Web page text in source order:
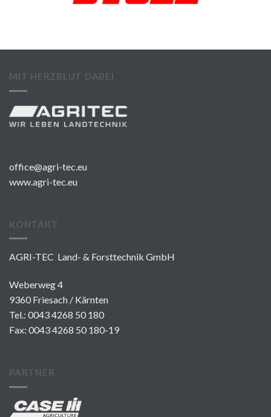
MIT HERZBLUT DABEI
office@agri-tec.eu
www.agri-tec.eu
KONTAKT
AGRI-TEC Land- & Forsttechnik GmbH
Weberweg 4
9360 Friesach / Kärnten
Tel.: 0043 4268 50 180
Fax: 0043 4268 50 180-19
PARTNER